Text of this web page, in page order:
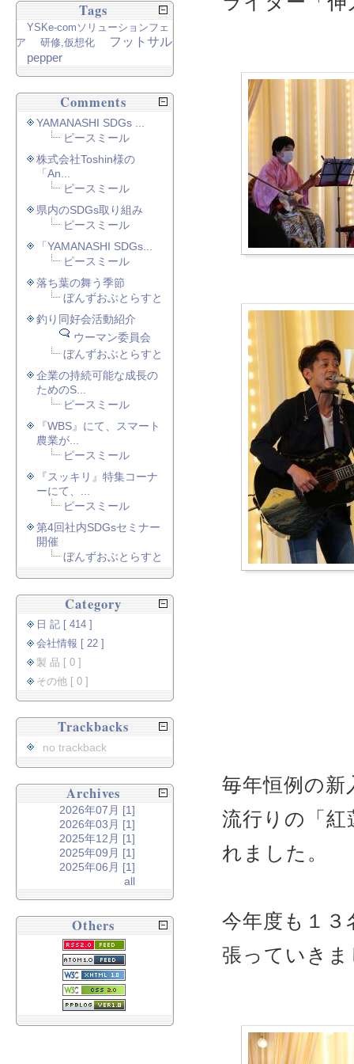
毎年恒例の新
流行りの「
れました。
今年度も１３
張っていき
Tags
YSKe-comソリューションフェ
ア
研修,仮想化
フットサル
pepper
Comments
YAMANASHI SDGs ...
ピースミール
株式会社Toshin様の
「An...
ピースミール
県内のSDGs取り組み
ピースミール
「YAMANASHI SDGs...
ピースミール
落ち葉の舞う季節
ぼんずおぶとらすと
釣り同好会活動紹介
ウーマン委員会
ぼんずおぶとらすと
企業の持続可能な成長の
ためのS...
ピースミール
『WBS』にて、スマート
農業が...
ピースミール
『スッキリ』特集コーナ
ーにて、...
ピースミール
第4回社内SDGsセミナー
開催
ぼんずおぶとらすと
Category
日 記 [ 414 ]
会社情報 [ 22 ]
製 品 [ 0 ]
その他 [ 0 ]
Trackbacks
no trackback
Archives
2026年07月 [1]
2026年03月 [1]
2025年12月 [1]
2025年09月 [1]
2025年06月 [1]
all
Others